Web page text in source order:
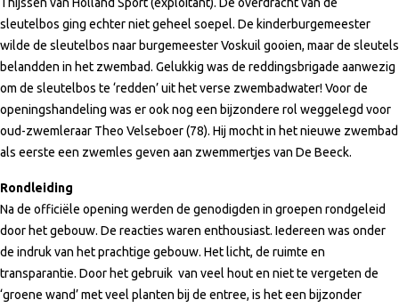
sleutelbos ging echter niet geheel soepel. De kinderburgemeester
wilde de sleutelbos naar burgemeester Voskuil gooien, maar de sleutels
belandden in het zwembad. Gelukkig was de reddingsbrigade aanwezig
om de sleutelbos te ‘redden’ uit het verse zwembadwater! Voor de
openingshandeling was er ook nog een bijzondere rol weggelegd voor
oud-zwemleraar Theo Velseboer (78). Hij mocht in het nieuwe zwembad
als eerste een zwemles geven aan zwemmertjes van De Beeck.
Rondleiding
Na de officiële opening werden de genodigden in groepen rondgeleid
door het gebouw. De reacties waren enthousiast. Iedereen was onder
de indruk van het prachtige gebouw. Het licht, de ruimte en
transparantie. Door het gebruik van veel hout en niet te vergeten de
‘groene wand’ met veel planten bij de entree, is het een bijzonder